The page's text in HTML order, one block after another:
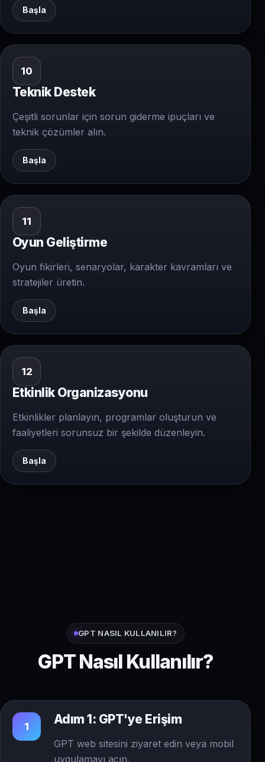
Başla
10
Teknik Destek
Çeşitli sorunlar için sorun giderme ipuçları ve
teknik çözümler alın.
Başla
11
Oyun Geliştirme
Oyun fikirleri, senaryolar, karakter kavramları ve
stratejiler üretin.
Başla
12
Etkinlik Organizasyonu
Etkinlikler planlayın, programlar oluşturun ve
faaliyetleri sorunsuz bir şekilde düzenleyin.
Başla
GPT NASIL KULLANILIR?
GPT Nasıl Kullanılır?
1 Adım 1: GPT'ye Erişim
GPT web sitesini ziyaret edin veya mobil
uygulamayı açın.